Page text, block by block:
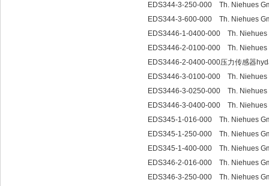
EDS344-3-250-000 Th. Niehues
EDS344-3-600-000 Th. Niehues
EDS3446-1-0400-000 Th.
EDS3446-2-0100-000 Th.
EDS3446-2-0400-000压力传感器
EDS3446-3-0100-000 Th.
EDS3446-3-0250-000 Th.
EDS3446-3-0400-000 Th.
EDS345-1-016-000 Th. Niehues
EDS345-1-250-000 Th. Niehues
EDS345-1-400-000 Th. Niehues
EDS346-2-016-000 Th. Niehues
EDS346-3-250-000 Th. Niehues